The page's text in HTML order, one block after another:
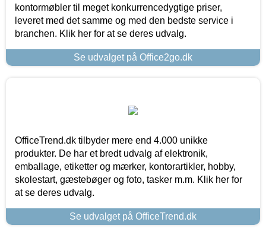
kontormøbler til meget konkurrencedygtige priser,
leveret med det samme og med den bedste service i
branchen. Klik her for at se deres udvalg.
Se udvalget på Office2go.dk
OfficeTrend.dk tilbyder mere end 4.000 unikke
produkter. De har et bredt udvalg af elektronik,
emballage, etiketter og mærker, kontorartikler, hobby,
skolestart, gæstebøger og foto, tasker m.m. Klik her for
at se deres udvalg.
Se udvalget på OfficeTrend.dk